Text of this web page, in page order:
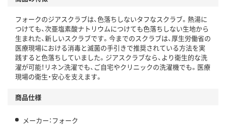
フォークのジアスクラブは、色落ちしないタフなスクラブ。熱湯に
つけても、次亜塩素酸ナトリウムにつけても色落ちしない生地から
生まれた、新しいスクラブです。今までのスクラブは、厚生労働省の
医療現場における消毒と滅菌の手引きで推奨されている方法を実
践すると色落ちしていました。ジアスクラブなら、より衛生的な洗
濯が可能！リネン洗濯でも、ご自宅やクリニックの洗濯機でも。医療
現場の衛生・安心を支えます。
商品仕様
メーカー：フォーク